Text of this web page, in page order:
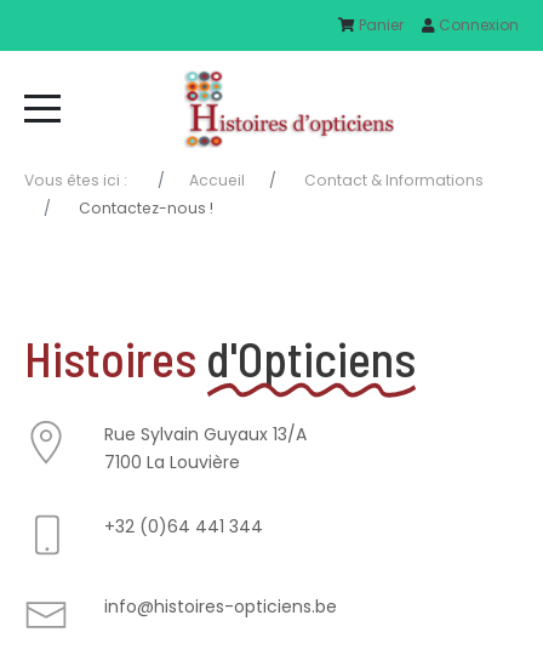
Panier Connexion
Vous êtes ici : Accueil
Contact & Informations
Contactez-nous !
Histoires d'Opticiens
Rue Sylvain Guyaux 13/A
7100 La Louvière
+32 (0)64 441 344
info@histoires-opticiens.be